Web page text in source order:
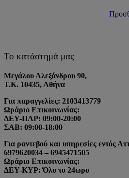
Το κατάστημά μας
Μεγάλου Αλεξάνδρου 90,
Τ.Κ. 10435, Αθήνα
Για παραγγελίες: 2103413779
Ωράριο Επικοινωνίας:
ΔΕΥ-ΠΑΡ: 09:00-20:00
ΣΑΒ: 09:00-18:00
Για ραντεβού και υπηρεσίες εντός
6979620034 – 6945471505
Ωράριο Επικοινωνίας:
ΔΕΥ-ΚΥΡ: Όλο το 24ωρο